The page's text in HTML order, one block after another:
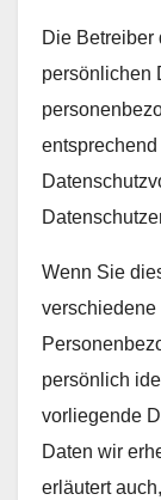
Die Betreiber
persönlichen
Wenn Sie
verschiedene
persönlich
vorliegende
Daten wir
erläutert